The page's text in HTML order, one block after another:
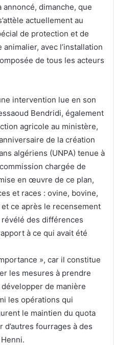
annoncé, dimanche, que
actuellement au
de protection et de
avec l’installation
de tous les acteurs
intervention lue en son
Bendridi, également
agricole au ministère,
de la création
algériens (UNPA) tenue à
chargée de
en œuvre de ce plan,
et races : ovine, bovine,
ce après le recensement
des différences
à ce qui avait été
», car il constitue
les mesures à prendre
de manière
les opérations qui
le maintien du quota
fourrages à des